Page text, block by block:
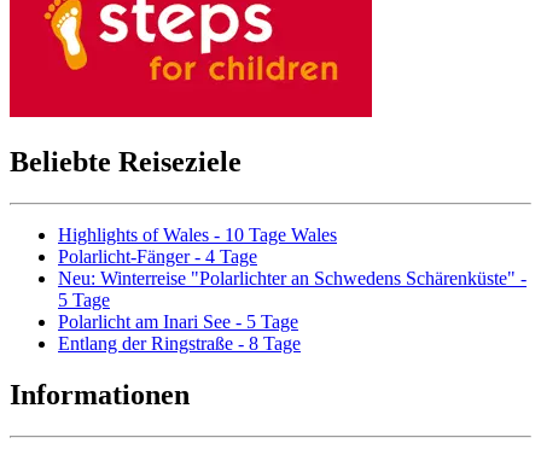
Beliebte Reiseziele
Highlights of Wales - 10 Tage Wales
Polarlicht-Fänger - 4 Tage
Neu: Winterreise "Polarlichter an Schwedens Schärenküste" -
5 Tage
Polarlicht am Inari See - 5 Tage
Entlang der Ringstraße - 8 Tage
Informationen